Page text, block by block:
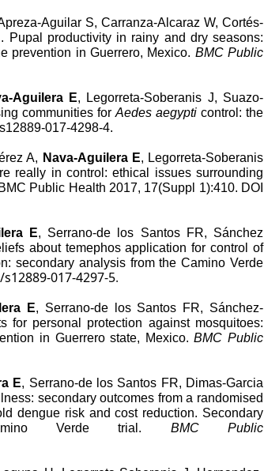
Aguilar S, Carranza-Alcaraz W, Cortés-
Pupal productivity in rainy and dry seasons:
prevention in Guerrero, Mexico. BMC Public
Aguilera E, Legorreta-Soberanis J, Suazo-
communities for Aedes aegypti control: the
017-4298-4.
A, Nava-Aguilera E, Legorreta-Soberanis
really in control: ethical issues surrounding
Public Health 2017, 17(Suppl 1):410. DOI
E, Serrano-de los Santos FR, Sánchez
about temephos application for control of
secondary analysis from the Camino Verde
017-4297-5.
E, Serrano-de los Santos FR, Sánchez-
for personal protection against mosquitoes:
in Guerrero state, Mexico.BMC Public
E, Serrano-de los Santos FR, Dimas-Garcia
secondary outcomes from a randomised
dengue risk and cost reduction. Secondary
Verde trial. BMC Public